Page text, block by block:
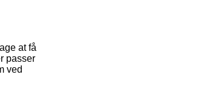
at få
passer
ved